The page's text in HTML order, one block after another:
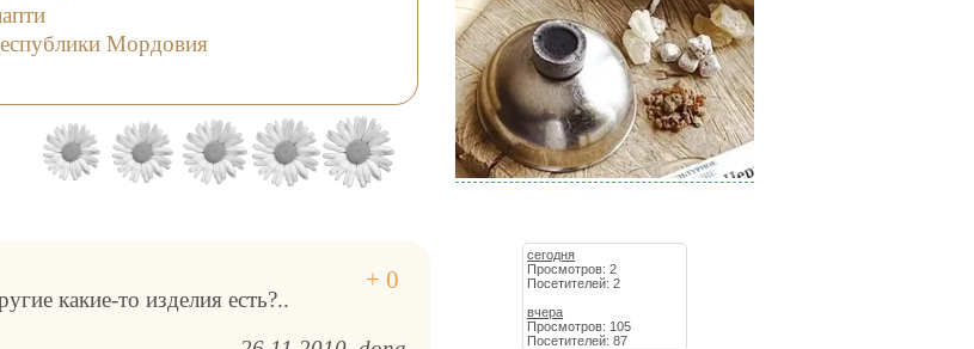
Мордовия
какие-то изделия есть?..
сегодня
Просмотров: 2
Посетителей: 2
вчера
Просмотров: 105
Посетителей: 87